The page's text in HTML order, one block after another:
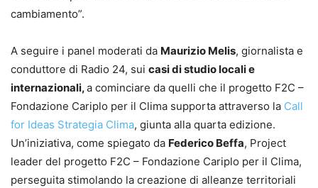
cambiamento”.
A seguire i panel moderati da Maurizio Melis, giornalista e
conduttore di Radio 24, sui casi di studio locali e
internazionali,a cominciare da quelli che il progetto F2C –
Fondazione Cariplo per il Clima supporta attraverso la Call
for Ideas Strategia Clima, giunta alla quarta edizione.
Un’iniziativa, come spiegato da Federico Beffa, Project
leader del progetto F2C – Fondazione Cariplo per il Clima,
perseguita stimolando la creazione di alleanze territoriali